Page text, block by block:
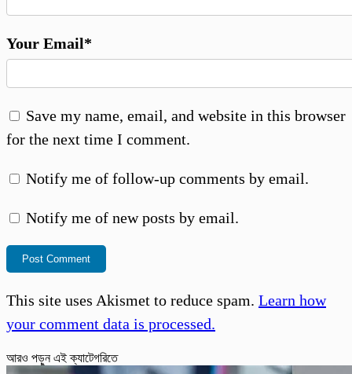
Your Email*
Save my name, email, and website in this browser
for the next time I comment.
Notify me of follow-up comments by email.
Notify me of new posts by email.
This site uses Akismet to reduce spam. Learn how
your comment data is processed.
আরও পড়ুন এই ক্যাটেগরিতে